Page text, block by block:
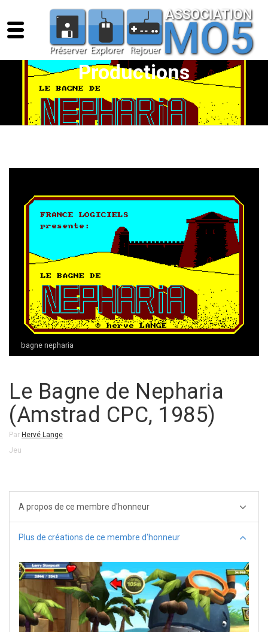
Productions
bagne nepharia
Le Bagne de Nepharia
(Amstrad CPC, 1985)
Par Hervé Lange
Jeu
A propos de ce membre d'honneur
Plus de créations de ce membre d'honneur